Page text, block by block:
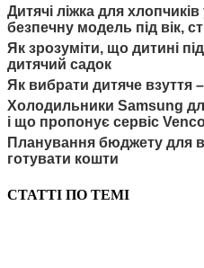
Дитячі ліжка для
безпечну модель під вік,
Як зрозуміти, що дитині
дитячий садок
Як вибрати дитяче взуття
Холодильники Samsung
і що пропонує сервіс
Планування бюджету для
готувати кошти
СТАТТІ ПО ТЕМІ